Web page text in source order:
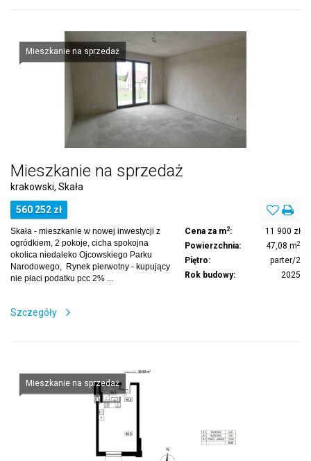
Mieszkanie na sprzedaż
Mieszkanie na sprzedaż
krakowski, Skała
560 252 zł
Skała - mieszkanie w nowej inwestycji z
ogródkiem, 2 pokoje, cicha spokojna
okolica niedaleko Ojcowskiego Parku
Narodowego, Rynek pierwotny - kupujący
nie płaci podatku pcc 2% ...
Cena za m2:
11 900 zł
Powierzchnia:
47,08 m2
Piętro:
parter/2
Rok budowy:
2025
Szczegóły
Mieszkanie na sprzedaż